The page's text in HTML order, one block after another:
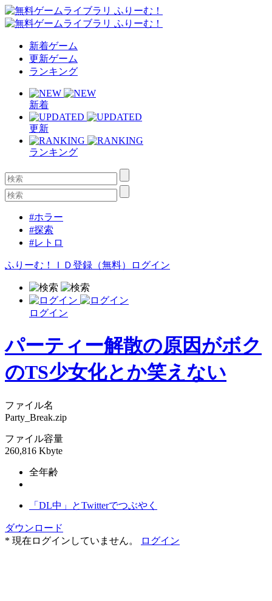
新着ゲーム
更新ゲーム
ランキング
新着
更新
ランキング
#ホラー
#探索
#レトロ
ふりーむ！ＩＤ登録（無料） ログイン
ログイン
パーティー解散の原因がボク
のTS少女化とか笑えない
ファイル名
Party_Break.zip
ファイル容量
260,816 Kbyte
全年齢
「DL中」とTwitterでつぶやく
ダウンロード
* 現在ログインしていません。
ログイン